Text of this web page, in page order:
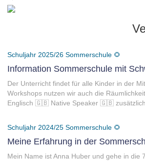
Schuljahr 2025/26 Sommerschule 🌻
Information Sommerschule mit
Der Unterricht findet für alle Kinder in der
Workshops nutzen wir auch die
Englisch 🇬🇧 Native Speaker 🇬🇧
Schuljahr 2024/25 Sommerschule 🌻
Meine Erfahrung in der
Mein Name ist Anna Huber und gehe in